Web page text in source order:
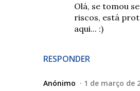
RESPONDER
Olá, se tomou
riscos, está
aqui... :)
Anónimo 1 de março de